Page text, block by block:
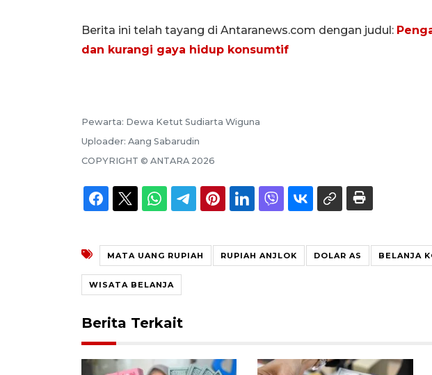
Berita ini telah tayang di Antaranews.com dengan judul:
dan kurangi gaya hidup konsumtif
Pewarta: Dewa Ketut Sudiarta Wiguna
Uploader: Aang Sabarudin
COPYRIGHT © ANTARA 2026
MATA UANG RUPIAH RUPIAH ANJLOK DOLAR AS BELANJA
WISATA BELANJA
Berita Terkait